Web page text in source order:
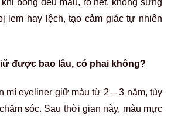
bong đều màu, rõ nét, không sưng
lem hay lệch, tạo cảm giác tự nhiên
được bao lâu, có phai không?
mí eyeliner giữ màu từ 2 – 3 năm, tùy
sóc. Sau thời gian này, màu mực